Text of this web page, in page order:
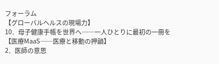
フォーラム
【グローバルヘルスの現場力】
10．母子健康手帳を世界へ――一人ひとりに最初の一冊を
【医療MaaS――医療と移動の押韻】
2．医師の意思